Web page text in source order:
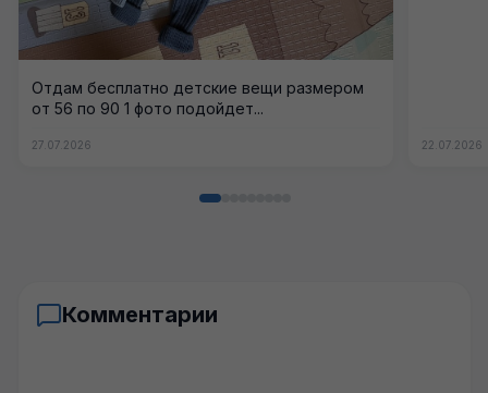
Отдам бесплатно детские вещи размером
от 56 по 90 1 фото подойдет...
27.07.2026 22.07.2026
Комментарии